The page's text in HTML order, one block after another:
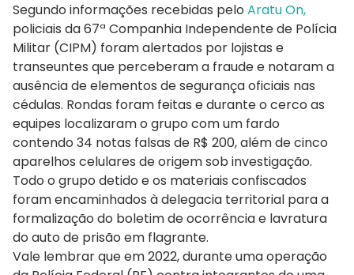
Segundo informações recebidas pelo Aratu On,
policiais da 67ª Companhia Independente de Polícia
Militar (CIPM) foram alertados por lojistas e
transeuntes que perceberam a fraude e notaram a
ausência de elementos de segurança oficiais nas
cédulas. Rondas foram feitas e durante o cerco as
equipes localizaram o grupo com um fardo
contendo 34 notas falsas de R$ 200, além de cinco
aparelhos celulares de origem sob investigação.
Todo o grupo detido e os materiais confiscados
foram encaminhados à delegacia territorial para a
formalização do boletim de ocorrência e lavratura
do auto de prisão em flagrante.
Vale lembrar que em 2022, durante uma operação